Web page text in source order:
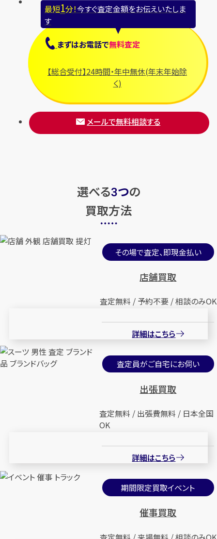
最短1分！今すぐ査定金額をお伝えいたしま
す
まずはお電話で無料査定
【総合受付】24時間・年中無休(年末年始除
く)
メールで無料相談する
選べる3つの
買取方法
その場で査定、即現金払い
店舗買取
査定無料 / 予約不要 / 相談のみOK
詳細はこちら
査定員がご自宅にお伺い
出張買取
査定無料 / 出張費無料 / 日本全国
OK
詳細はこちら
期間限定買取イベント
催事買取